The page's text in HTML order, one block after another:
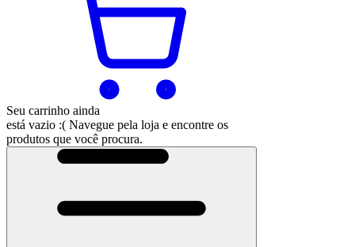
Seu carrinho ainda
está vazio :( Navegue pela loja e encontre os
produtos que você procura.